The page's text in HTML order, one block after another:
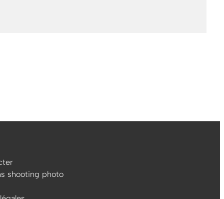
shooting photo